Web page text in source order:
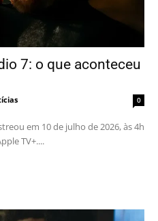
7: o que aconteceu
0
em 10 de julho de 2026, às 4h
TV+....